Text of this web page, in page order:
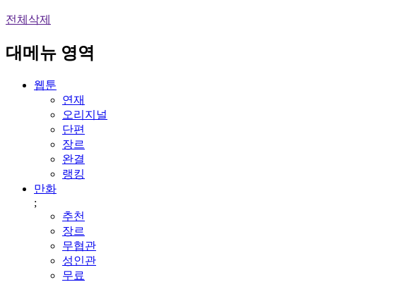
전체삭제
대메뉴 영역
웹툰
연재
오리지널
단편
장르
완결
랭킹
만화
;
추천
장르
무협관
성인관
무료